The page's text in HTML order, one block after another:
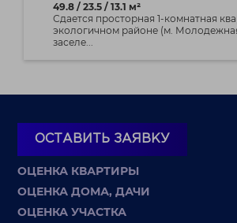
49.8 / 23.5 / 13.1 м²
Сдается просторная 1-комнатная
экологичном районе (м.
заселе...
ОСТАВИТЬ ЗАЯВКУ
ОЦЕНКА КВАРТИРЫ
ОЦЕНКА ДОМА, ДАЧИ
ОЦЕНКА УЧАСТКА